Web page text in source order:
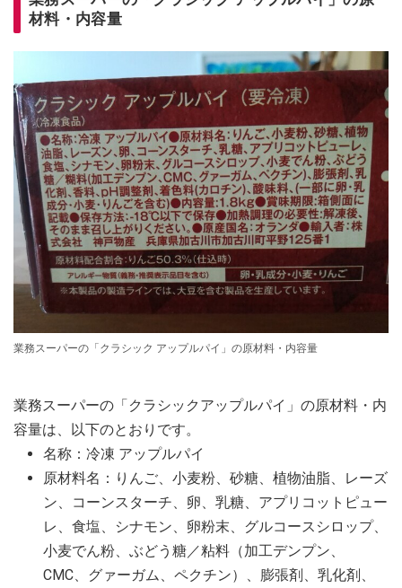
材料・内容量
業務スーパーの「クラシック アップルパイ」の原材料・内容量
業務スーパーの「クラシックアップルパイ」の原材料・内
容量は、以下のとおりです。
名称：冷凍 アップルパイ
原材料名：りんご、小麦粉、砂糖、植物油脂、レーズ
ン、コーンスターチ、卵、乳糖、アプリコットピュー
レ、食塩、シナモン、卵粉末、グルコースシロップ、
小麦でん粉、ぶどう糖／粘料（加工デンプン、
CMC、グァーガム、ペクチン）、膨張剤、乳化剤、